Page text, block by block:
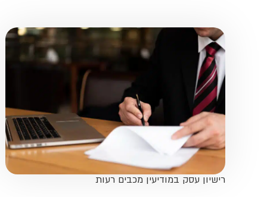
רישיון עסק במודיעין מכבים רעות